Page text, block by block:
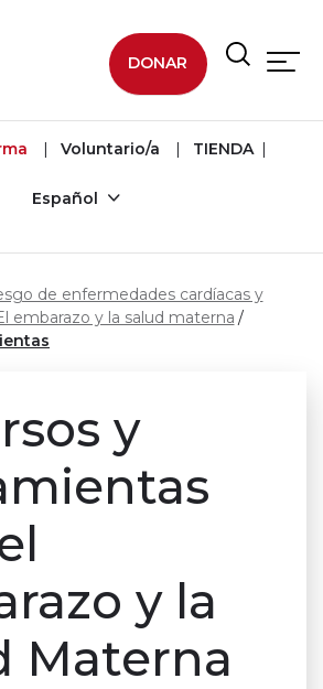
DONAR
Voluntario/a TIENDA
Español
de enfermedades cardíacas y
embarazo y la salud materna
y
y la
Materna